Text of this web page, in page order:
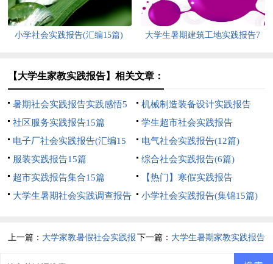
小学社会实践报告(汇编15篇)
大学生暑期建筑工地实践报告7
【大学生家教实践报告】相关文章：
暑期社会实践报告实践感悟5
篇
机械制造装备设计实践报告
社区服务实践报告15篇
学生超市社会实践报告
电子厂社会实践报告(汇编15
篇)
电气社会实践报告(12篇)
服装实践报告15篇
综合社会实践报告(6篇)
超市实践报告集合15篇
【热门】寒假实践报告
大学生暑期社会实践调查报告
小学社会实践报告(集锦15篇)
上一篇： 大学家教暑假社会实践报 下一篇： 大学生暑期家教实践报告